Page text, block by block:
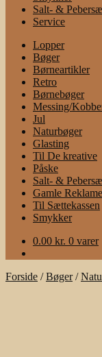
Salt- &
Service
Lopper
Bøger
Børneartikler
Retro
Børnebøger
Messing/
Jul
Naturbøger
Glasting
Til De kreative
Påske
Salt- &
Gamle
Til Sættekassen
Smykker
0.00 kr. 0 varer
Forside /Bøger/